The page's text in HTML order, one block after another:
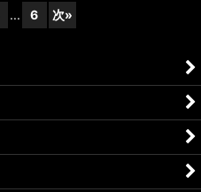
... 6 次»